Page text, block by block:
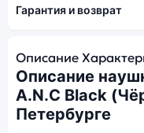
Гарантия и возврат
Описание
Описание
A.N.C Black
Петербурге